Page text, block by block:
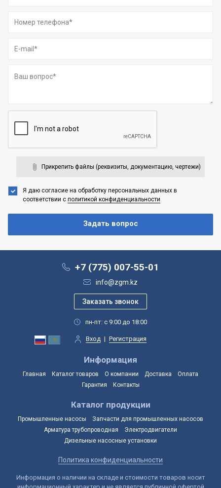
Прикрепить файлы (реквизиты, документацию, чертежи)
Я даю согласие на обработку персональных данных в
соответствии с политикой конфиденциальности
+7 (775) 007-55-01
info@zgm.kz
пн-пт: с 9:00 до 18:00
Вход | Регистрация
Информация
Главная Каталог товаров О компании Доставка
Оплата
Гарантия
Контакты
Каталог продукции
Промышленные насосы
Запчасти для промышленных насосов
Арматура трубопроводная
Электродвигатели
Дизельные насосные установки
Политика конфиденциальности
Информация о наличии на складе и стоимости товаров носит